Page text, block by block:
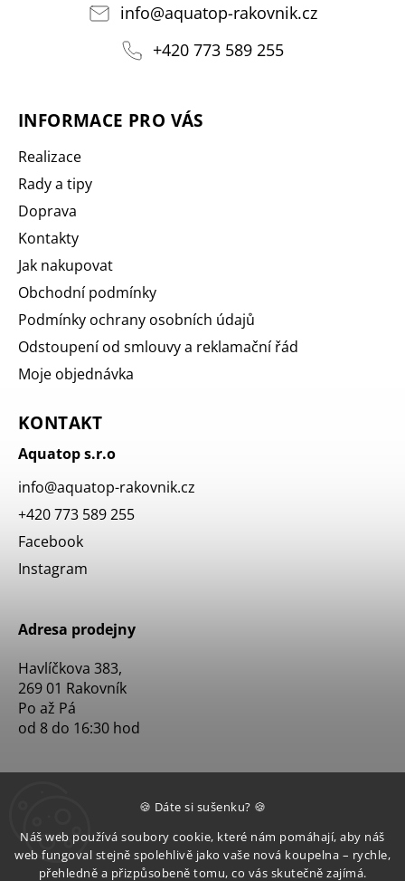
🍪 Dáte si sušenku? 🍪
Náš web používá soubory cookie, které nám pomáhají, aby náš
web fungoval stejně spolehlivě jako vaše nová koupelna – rychle,
přehledně a přizpůsobeně tomu, co vás skutečně zajímá.
info@aquatop-rakovnik.cz
+420 773 589 255
INFORMACE PRO VÁS
Realizace
Rady a tipy
Doprava
Kontakty
Jak nakupovat
Obchodní podmínky
Podmínky ochrany osobních údajů
Odstoupení od smlouvy a reklamační řád
Moje objednávka
KONTAKT
Aquatop s.r.o
info@aquatop-rakovnik.cz
+420 773 589 255
Facebook
Instagram
Adresa prodejny
Havlíčkova 383,
269 01 Rakovník
Po až Pá
od 8 do 16:30 hod